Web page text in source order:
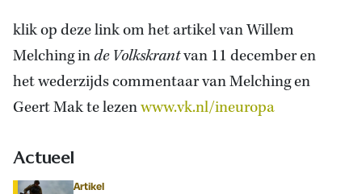
klik op deze link om het artikel van Willem
Melching inde Volkskrantvan 11 december en
het wederzijds commentaar van Melching en
Geert Mak te lezenwww.vk.nl/ineuropa
Actueel
Artikel